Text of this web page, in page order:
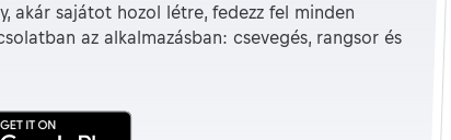
akár sajátot hozol létre, fedezz fel minden
az alkalmazásban: csevegés, rangsor és